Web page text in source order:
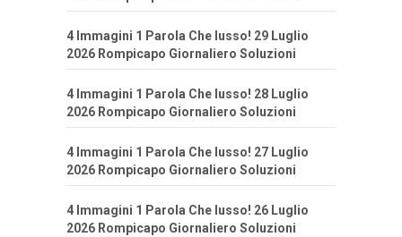
4 Immagini 1 Parola Che lusso! 29 Luglio
2026 Rompicapo Giornaliero Soluzioni
4 Immagini 1 Parola Che lusso! 28 Luglio
2026 Rompicapo Giornaliero Soluzioni
4 Immagini 1 Parola Che lusso! 27 Luglio
2026 Rompicapo Giornaliero Soluzioni
4 Immagini 1 Parola Che lusso! 26 Luglio
2026 Rompicapo Giornaliero Soluzioni